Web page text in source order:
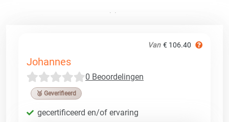
Van € 106.40
Johannes
0 Beoordelingen
🥉 Geverifieerd
gecertificeerd en/of ervaring